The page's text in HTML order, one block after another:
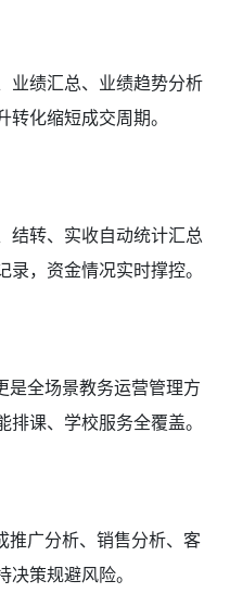
业绩汇总、业绩趋势分析
化缩短成交周期。
结转、实收自动统计汇总
，资金情况实时撑控。
全场景教务运营管理方
课、学校服务全覆盖。
广分析、销售分析、客
策规避风险。